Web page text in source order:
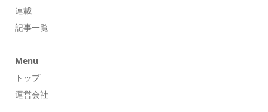
連載
記事一覧
Menu
トップ
運営会社